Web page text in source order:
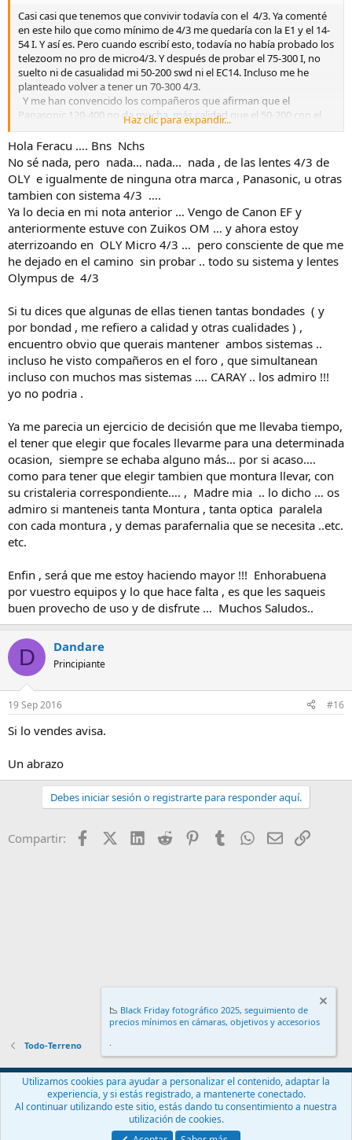
2) - Pero si combinas entre si , ambos sistemas , porque en un
futuro , vayas a utilizar tus lentes 4/3 en cuerpo de M4/3 , para lo
que necesitarias los adaptadores Olympus MMF-2 o MMF-3 ( No
estoy muy puesto y aún no sé cual es la diferencia entre ellos ) ..
entonces SI vende el 14-54 solo por que se solapa en rango con el
12-40 del M4/3.
Aunque mi postura personal es que si mantienes Equipos con
diferentes monturas , es mantener cada montura con sus
correspondientes Objetivos , con la mayor cobertura de rango focal
posible, bien sea en Zooms o en lentes fijas ( prefiero estas ultimas,
pero este no es el tema que nos ocupa )
Un saludo
Casi casi que tenemos que convivir todavía con el 4/3. Ya comenté
en este hilo que como mínimo de 4/3 me quedaría con la E1 y el 14-
54 I. Y así es. Pero cuando escribí esto, todavía no había probado los
telezoom no pro de micro4/3. Y después de probar el 75-300 I, no
suelto ni de casualidad mi 50-200 swd ni el EC14. Incluso me he
planteado volver a tener un 70-300 4/3.
Y me han convencido los compañeros que afirman que el
Panasonic 120-400 no da mucha más calidad que el 50-200 con el
ec20. Y el Panasonic ya es caro. Pero más caro es el Oly 300 f4.
Saludos
Haz clic para expandir...
Hola Feracu …. Bns Nchs
No sé nada, pero nada… nada... nada , de las lentes 4/3 de
OLY e igualmente de ninguna otra marca , Panasonic, u otras
tambien con sistema 4/3 ….
Ya lo decia en mi nota anterior … Vengo de Canon EF y
anteriormente estuve con Zuikos OM … y ahora estoy
aterrizoando en OLY Micro 4/3 … pero consciente de que me
he dejado en el camino sin probar .. todo su sistema y lentes
Olympus de 4/3
Si tu dices que algunas de ellas tienen tantas bondades ( y
por bondad , me refiero a calidad y otras cualidades ) ,
encuentro obvio que querais mantener ambos sistemas ..
incluso he visto compañeros en el foro , que simultanean
incluso con muchos mas sistemas …. CARAY .. los admiro !!!
yo no podria .
Ya me parecia un ejercicio de decisión que me llevaba tiempo,
el tener que elegir que focales llevarme para una determinada
ocasion, siempre se echaba alguno más… por si acaso….
como para tener que elegir tambien que montura llevar, con
su cristaleria correspondiente…. , Madre mia .. lo dicho … os
admiro si manteneis tanta Montura , tanta optica paralela
con cada montura , y demas parafernalia que se necesita ..etc.
etc.
Enfin , será que me estoy haciendo mayor !!! Enhorabuena
por vuestro equipos y lo que hace falta , es que les saqueis
buen provecho de uso y de disfrute … Muchos Saludos..
D Dandare
Principiante
19 Sep 2016 #16
Si lo vendes avisa.
Un abrazo
Debes iniciar sesión o registrarte para responder aquí.
Compartir: FacebookX (Twitter)
LinkedIn
Reddit PinterestTumblr WhatsApp
EmailEnlace
Todo-Terreno
Español (ES)
Contáctanos
Términos y reglas Política de privacidad
Ayuda
📉 Black Friday fotográfico 2025, seguimiento de
precios mínimos en cámaras, objetivos y accesorios
.
Utilizamos cookies para ayudar a personalizar el contenido, adaptar la
experiencia, y si estás registrado, a mantenerte conectado.
Al continuar utilizando este sitio, estás dando tu consentimiento a nuestra
utilización de cookies.